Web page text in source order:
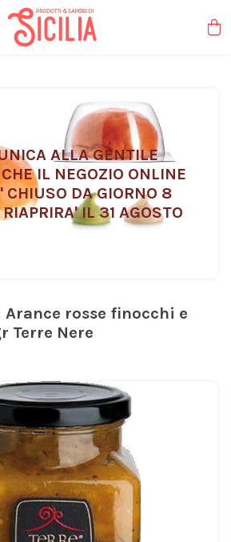
ALLA GENTILE
IL NEGOZIO ONLINE
CHIUSO DA GIORNO 8
IL 31 AGOSTO
rosse finocchi e
Terre Nere